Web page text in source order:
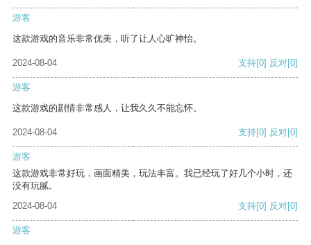
游客
这款游戏的音乐非常优美，听了让人心旷神怡。
2024-08-04 支持[0] 反对[0]
游客
这款游戏的剧情非常感人，让我久久不能忘怀。
2024-08-04 支持[0] 反对[0]
游客
这款游戏非常好玩，画面精美，玩法丰富。我已经玩了好几个小时，还
没有玩腻。
2024-08-04
支持[0] 反对[0]
游客